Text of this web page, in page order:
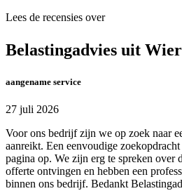
Lees de recensies over
Belastingadvies uit Wier
aangename service
27 juli 2026
Voor ons bedrijf zijn we op zoek naar
aanreikt. Een eenvoudige
pagina op. We zijn erg te spreken over
offerte ontvingen en hebben een
binnen ons bedrijf. Bedankt